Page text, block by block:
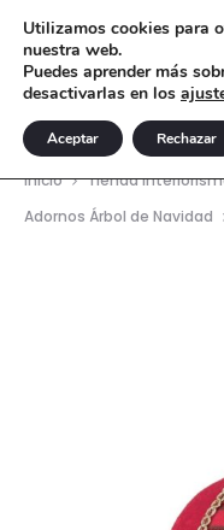
Inicio Tienda
Adornos Árbol de Navidad
Utilizamos cookies para
nuestra web.
Puedes aprender más
desactivarlas en los
Aceptar Rechazar